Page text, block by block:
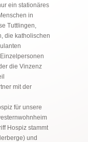
ein stationäres
in
Tuttlingen,
die katholischen
die Vinzenz
mit der
für unsere
Hospiz stammt
und